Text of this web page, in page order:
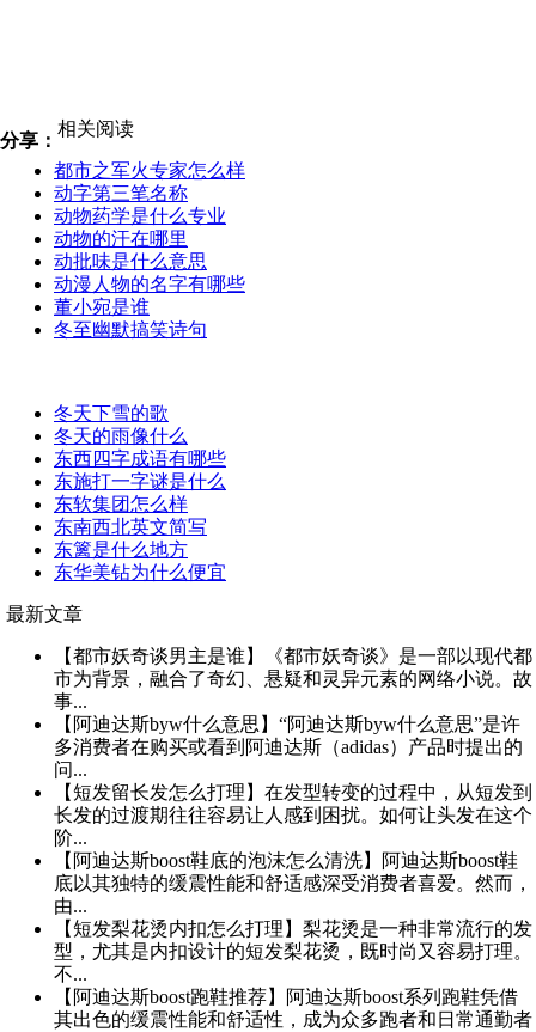
分享：
相关阅读
都市之军火专家怎么样
动字第三笔名称
动物药学是什么专业
动物的汗在哪里
动批味是什么意思
动漫人物的名字有哪些
董小宛是谁
冬至幽默搞笑诗句
冬天下雪的歌
冬天的雨像什么
东西四字成语有哪些
东施打一字谜是什么
东软集团怎么样
东南西北英文简写
东篱是什么地方
东华美钻为什么便宜
最新文章
【都市妖奇谈男主是谁】《都市妖奇谈》是一部以现代都
市为背景，融合了奇幻、悬疑和灵异元素的网络小说。故
事...
【阿迪达斯byw什么意思】“阿迪达斯byw什么意思”是许
多消费者在购买或看到阿迪达斯（adidas）产品时提出的
问...
【短发留长发怎么打理】在发型转变的过程中，从短发到
长发的过渡期往往容易让人感到困扰。如何让头发在这个
阶...
【阿迪达斯boost鞋底的泡沫怎么清洗】阿迪达斯boost鞋
底以其独特的缓震性能和舒适感深受消费者喜爱。然而，
由...
【短发梨花烫内扣怎么打理】梨花烫是一种非常流行的发
型，尤其是内扣设计的短发梨花烫，既时尚又容易打理。
不...
【阿迪达斯boost跑鞋推荐】阿迪达斯boost系列跑鞋凭借
其出色的缓震性能和舒适性，成为众多跑者和日常通勤者